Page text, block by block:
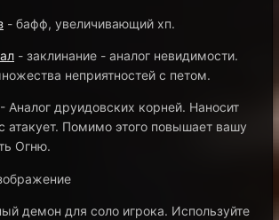
- бафф, увеличивающий хп.
- заклинание - аналог невидимости.
неприятностей с петом.
- Аналог друидовских корней. Наносит
атакует. Помимо этого повышает вашу
Огню.
демон для соло игрока. Используйте